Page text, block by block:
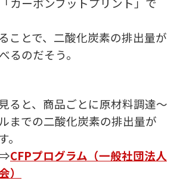
ことで、二酸化炭素の排出量が
るのだそう。
ると、商品ごとに原材料調達～
までの二酸化炭素の排出量が
⇒CFPプログラム（一般社団法人
）